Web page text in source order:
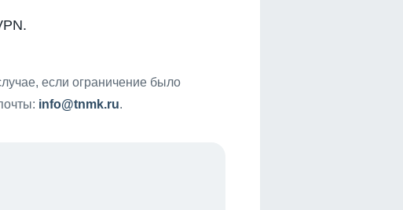
если ограничение было
info@tnmk.ru.